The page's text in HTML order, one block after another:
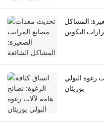
المشاكل
التكوين
رغوة البولي
يوريثان